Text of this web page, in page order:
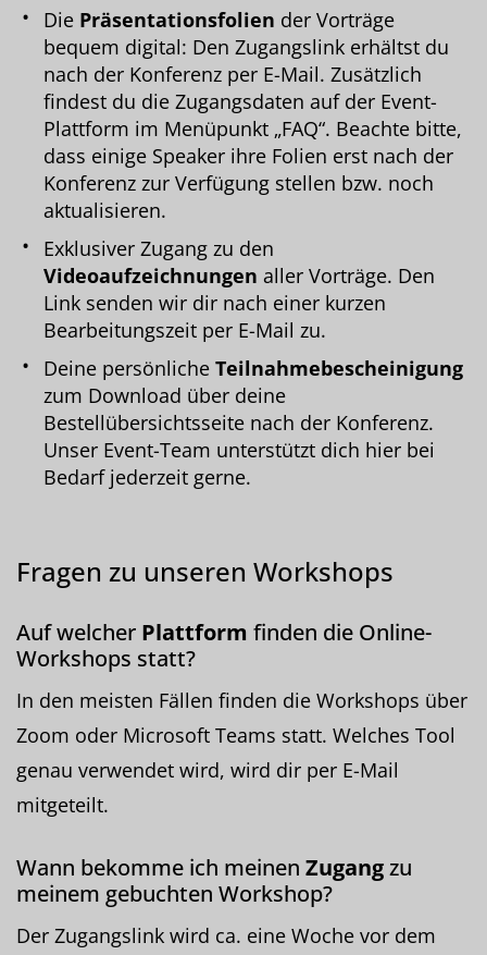
Die Präsentationsfolien der Vorträge
bequem digital: Den Zugangslink erhältst du
nach der Konferenz per E-Mail. Zusätzlich
findest du die Zugangsdaten auf der Event-
Plattform im Menüpunkt „FAQ“. Beachte bitte,
dass einige Speaker ihre Folien erst nach der
Konferenz zur Verfügung stellen bzw. noch
aktualisieren.
Exklusiver Zugang zu den
Videoaufzeichnungen aller Vorträge. Den
Link senden wir dir nach einer kurzen
Bearbeitungszeit per E-Mail zu.
Deine persönliche Teilnahmebescheinigung
zum Download über deine
Bestellübersichtsseite nach der Konferenz.
Unser Event-Team unterstützt dich hier bei
Bedarf jederzeit gerne.
Fragen zu unseren Workshops
Auf welcher Plattform finden die Online-
Workshops statt?
In den meisten Fällen finden die Workshops über
Zoom oder Microsoft Teams statt. Welches Tool
genau verwendet wird, wird dir per E-Mail
mitgeteilt.
Wann bekomme ich meinen Zugangzu
meinem gebuchten Workshop?
Der Zugangslink wird ca. eine Woche vor dem